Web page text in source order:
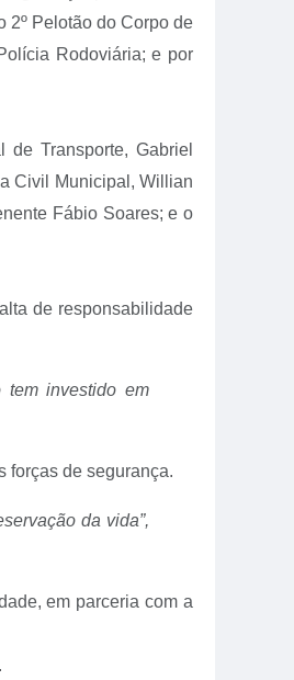
2º Pelotão do Corpo de
Rodoviária; e por
Transporte, Gabriel
Civil Municipal, Willian
Fábio Soares; e o
de responsabilidade
tem investido em
forças de segurança.
da vida”,
em parceria com a